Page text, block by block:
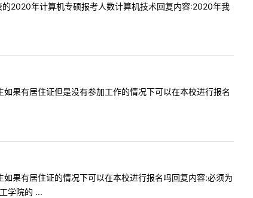
2020年计算机专硕报考人数计算机技术回复内容:2020年我
果有居住证但是没有参加工作的情况下可以在本校进行报名
果有居住证的情况下可以在本校进行报名吗回复内容:必须为
学院的 ...